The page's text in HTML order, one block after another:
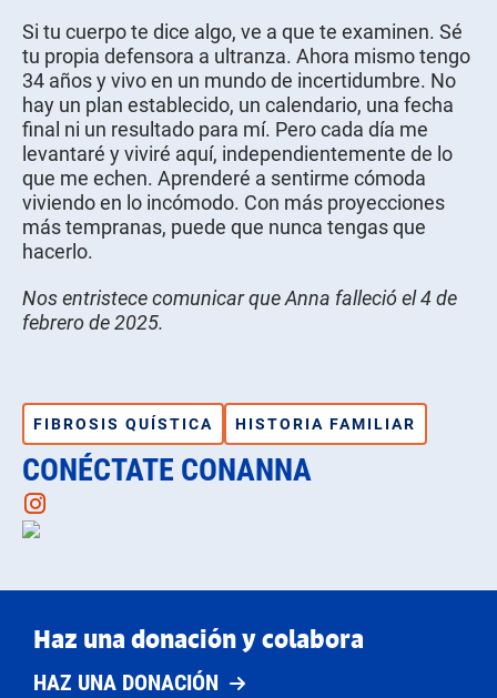
Si tu cuerpo te dice algo, ve a que te examinen. Sé
tu propia defensora a ultranza. Ahora mismo tengo
34 años y vivo en un mundo de incertidumbre. No
hay un plan establecido, un calendario, una fecha
final ni un resultado para mí. Pero cada día me
levantaré y viviré aquí, independientemente de lo
que me echen. Aprenderé a sentirme cómoda
viviendo en lo incómodo. Con más proyecciones
más tempranas, puede que nunca tengas que
hacerlo.
Nos entristece comunicar que Anna falleció el 4 de
febrero de 2025.
FIBROSIS QUÍSTICA HISTORIA FAMILIAR
CONÉCTATE CONANNA
Instagram
Haz una donación y colabora
HAZ UNA DONACIÓN